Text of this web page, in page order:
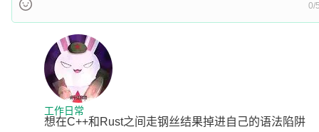
0/
工作日常
想在C++和Rust之间走钢丝结果掉进自己的语法陷阱